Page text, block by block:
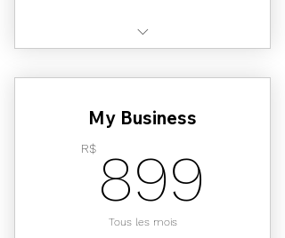
(Ferramentas Necessárias)
Estratégias de Escala
Plano de diversificação de
My Business
R$ 899
Tous les mois